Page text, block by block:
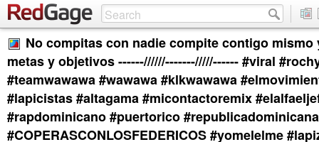
No compitas con nadie compite contigo mismo
metas y objetivos ------//////-------/////------ #viral
#teamwawawa #wawawa #klkwawawa
#lapicistas #altagama #micontactoremix
#rapdominicano #puertorico #republicadominicana
#COPERASCONLOSFEDERICOS #yomelelme